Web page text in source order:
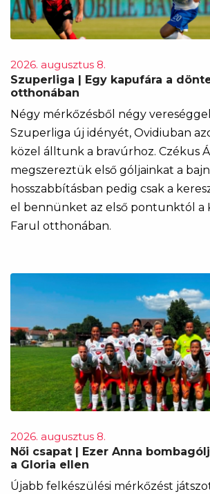
2026. augusztus 8.
Szuperliga | Egy kapufára a
otthonában
Négy mérkőzésből négy
Szuperliga új idényét, Ovidiuban
közel álltunk a bravúrhoz. Czékus
megszereztük első góljainkat a
hosszabbításban pedig csak a
el bennünket az első pontunktól a
Farul otthonában.
2026. augusztus 8.
Női csapat | Ezer Anna
a Gloria ellen
Újabb felkészülési mérkőzést